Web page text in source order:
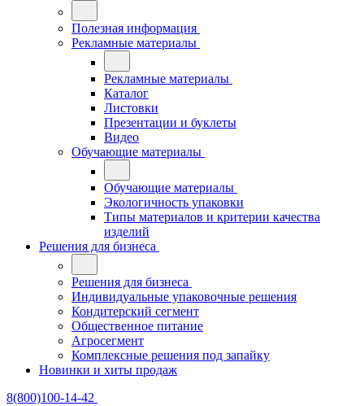
Полезная информация
Рекламные материалы
Рекламные материалы
Каталог
Листовки
Презентации и буклеты
Видео
Обучающие материалы
Обучающие материалы
Экологичность упаковки
Типы материалов и критерии качества
изделий
Решения для бизнеса
Решения для бизнеса
Индивидуальные упаковочные решения
Кондитерский сегмент
Общественное питание
Агросегмент
Комплексные решения под запайку
Новинки и хиты продаж
8(800)100-14-42